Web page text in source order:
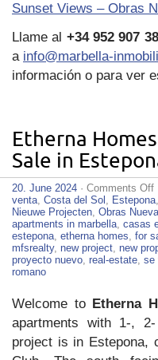
Sunset Views – Obras
Llame al +34 952 907
a info@marbella-
información o para ver
Etherna
Sale in
20. June 2024 · Comments Off
–
venta, Costa del Sol , Estepona,
Nieuwe Projecten, Obras
apartments in marbella, casas
estepona, etherna homes, for
mfsrealty, new project, new
proyecto nuevo, real-estate, se
romano
Welcome to Etherna
apartments with 1-,
project is in Estepona,